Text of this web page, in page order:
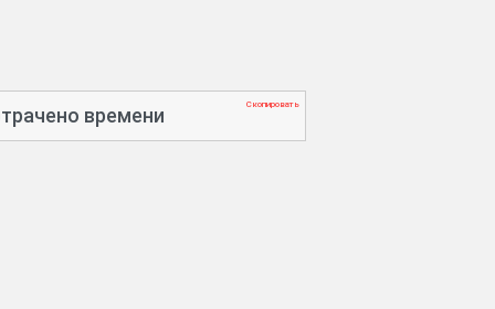
времени Скопировать